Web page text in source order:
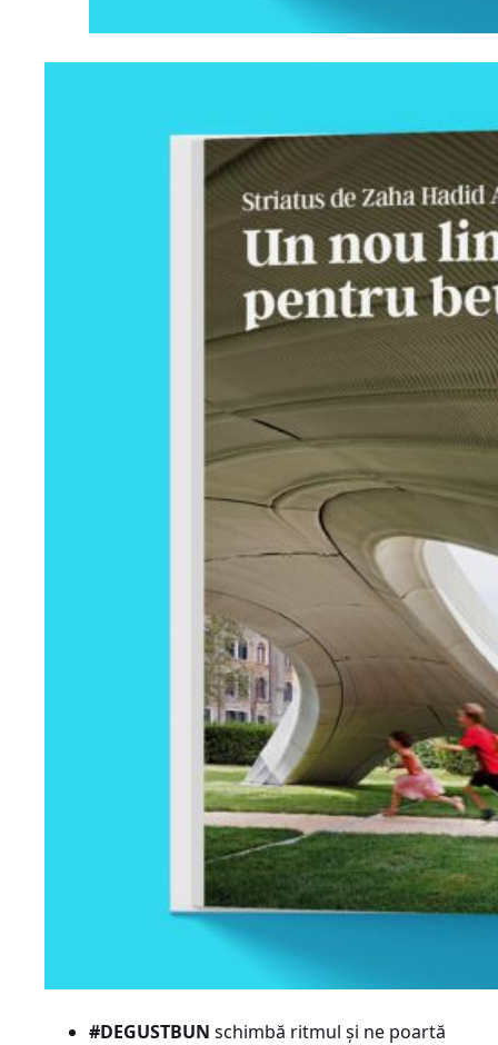
#DEGUSTBUN schimbă ritmul și ne poartă